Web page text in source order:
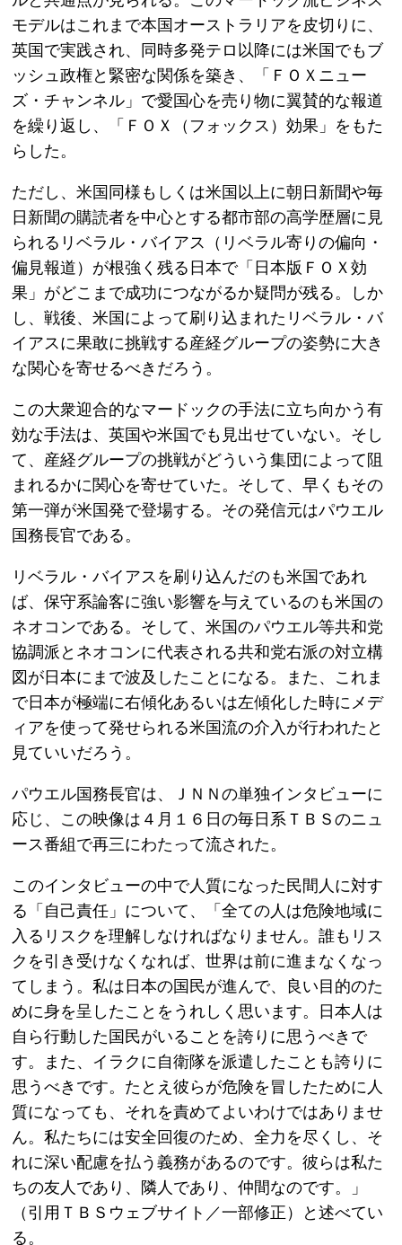
モデルはこれまで本国オーストラリアを皮切りに、
英国で実践され、同時多発テロ以降には米国でもブ
ッシュ政権と緊密な関係を築き、「ＦＯＸニュー
ズ・チャンネル」で愛国心を売り物に翼賛的な報道
を繰り返し、「ＦＯＸ（フォックス）効果」をもた
らした。
ただし、米国同様もしくは米国以上に朝日新聞や毎
日新聞の購読者を中心とする都市部の高学歴層に見
られるリベラル・バイアス（リベラル寄りの偏向・
偏見報道）が根強く残る日本で「日本版ＦＯＸ効
果」がどこまで成功につながるか疑問が残る。しか
し、戦後、米国によって刷り込まれたリベラル・バ
イアスに果敢に挑戦する産経グループの姿勢に大き
な関心を寄せるべきだろう。
この大衆迎合的なマードックの手法に立ち向かう有
効な手法は、英国や米国でも見出せていない。そし
て、産経グループの挑戦がどういう集団によって阻
まれるかに関心を寄せていた。そして、早くもその
第一弾が米国発で登場する。その発信元はパウエル
国務長官である。
リベラル・バイアスを刷り込んだのも米国であれ
ば、保守系論客に強い影響を与えているのも米国の
ネオコンである。そして、米国のパウエル等共和党
協調派とネオコンに代表される共和党右派の対立構
図が日本にまで波及したことになる。また、これま
で日本が極端に右傾化あるいは左傾化した時にメデ
ィアを使って発せられる米国流の介入が行われたと
見ていいだろう。
パウエル国務長官は、ＪＮＮの単独インタビューに
応じ、この映像は４月１６日の毎日系ＴＢＳのニュ
ース番組で再三にわたって流された。
このインタビューの中で人質になった民間人に対す
る「自己責任」について、「全ての人は危険地域に
入るリスクを理解しなければなりません。誰もリス
クを引き受けなくなれば、世界は前に進まなくなっ
てしまう。私は日本の国民が進んで、良い目的のた
めに身を呈したことをうれしく思います。日本人は
自ら行動した国民がいることを誇りに思うべきで
す。また、イラクに自衛隊を派遣したことも誇りに
思うべきです。たとえ彼らが危険を冒したために人
質になっても、それを責めてよいわけではありませ
ん。私たちには安全回復のため、全力を尽くし、そ
れに深い配慮を払う義務があるのです。彼らは私た
ちの友人であり、隣人であり、仲間なのです。」
（引用ＴＢＳウェブサイト／一部修正）と述べてい
る。